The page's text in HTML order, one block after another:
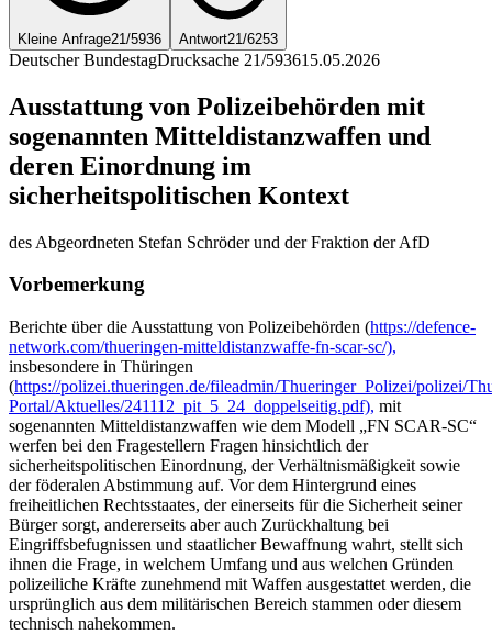
Kleine Anfrage21/5936 Antwort21/6253
Deutscher BundestagDrucksache 21/593615.05.2026
Ausstattung von Polizeibehörden mit
sogenannten Mitteldistanzwaffen und
deren Einordnung im
sicherheitspolitischen Kontext
des Abgeordneten Stefan Schröder und der Fraktion der AfD
Vorbemerkung
Berichte über die Ausstattung von Polizeibehörden (https://defence-
network.com/thueringen-mitteldistanzwaffe-fn-scar-sc/),
insbesondere in Thüringen
(https://polizei.thueringen.de/fileadmin/Thueringer_Polizei/polizei/
Portal/Aktuelles/241112_pit_5_24_doppelseitig.pdf), mit
sogenannten Mitteldistanzwaffen wie dem Modell „FN SCAR-SC“
werfen bei den Fragestellern Fragen hinsichtlich der
sicherheitspolitischen Einordnung, der Verhältnismäßigkeit sowie
der föderalen Abstimmung auf. Vor dem Hintergrund eines
freiheitlichen Rechtsstaates, der einerseits für die Sicherheit seiner
Bürger sorgt, andererseits aber auch Zurückhaltung bei
Eingriffsbefugnissen und staatlicher Bewaffnung wahrt, stellt sich
ihnen die Frage, in welchem Umfang und aus welchen Gründen
polizeiliche Kräfte zunehmend mit Waffen ausgestattet werden, die
ursprünglich aus dem militärischen Bereich stammen oder diesem
technisch nahekommen.